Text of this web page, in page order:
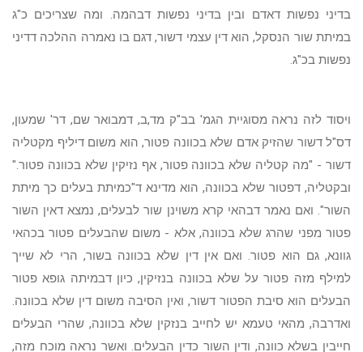
בדיני נפשות דאדם ובין בדיני נפשות דבהמה. ומה שצריכים כ"ג
במיתת שור הנסקל, הוא דין עצמי דשור, דגם בו נאמרה ההלכה דדיני
נפשות בכ"ג.
ויסוד לזה נראה מסוגיית הגמ' בב"ק מד,ב, דמבואר שם, דר' שמעון,
דס"ל דשור שהזיק אדם שלא בכוונה פטור, הוא משום דיליף מקטליה
דשור - "מה קטליה שלא בכוונה פטור, אף נזיקין שלא בכוונה פטור."
ובקטליה, דפטור שלא בכוונה, הוא מדינא ד"כמיתת בעלים כך מיתת
השור". ואם נאמר דבהאי קרא משוינן שור לבעלים, נמצא דאין השור
פטור מפני שהרג שלא בכוונה, אלא - משום שהבעלים פטור בכהאי
גוונא, גם הוא פטור. ואם אין דין שלא בכוונה בשור, הרי לא שייך
למילף מזה פטור על שלא בכוונה בנזיקין, כיון דבמיתה גופא פטור
הבעלים הוא סיבת הפטור דשור, ואין הסיבה משום דין שלא בכוונה.
ואדרבה, מהאי טעמא יש לחייב בנזקין שלא בכוונה, שהרי הבעלים
חייבין בשלא כוונה, ודין השור כדין הבעלים. ואשר נראה מוכח מזה,